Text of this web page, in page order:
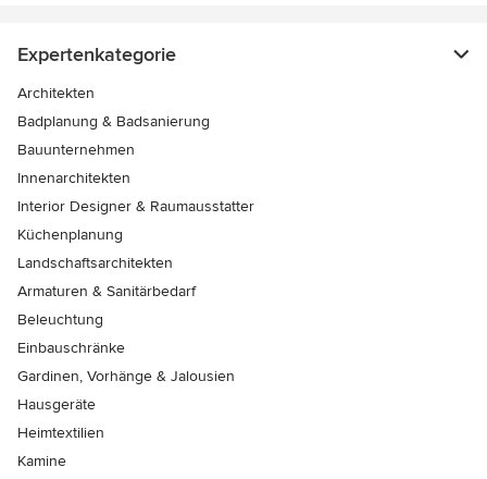
Expertenkategorie
Architekten
Badplanung & Badsanierung
Bauunternehmen
Innenarchitekten
Interior Designer & Raumausstatter
Küchenplanung
Landschaftsarchitekten
Armaturen & Sanitärbedarf
Beleuchtung
Einbauschränke
Gardinen, Vorhänge & Jalousien
Hausgeräte
Heimtextilien
Kamine